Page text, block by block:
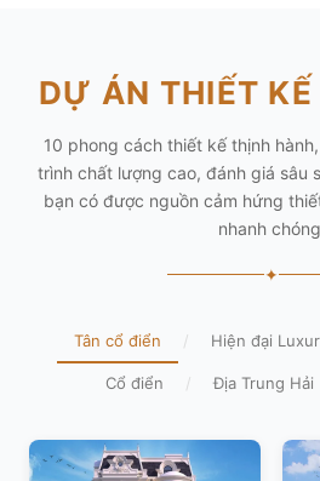
DỰ ÁN THIẾT KẾ
10 phong cách thiết kế thịnh
trình chất lượng cao, đánh giá sâu
bạn có được nguồn cảm hứng
nhanh
✦
Tân cổ điển / Hiện đại
Cổ điển / Địa Trung Hải